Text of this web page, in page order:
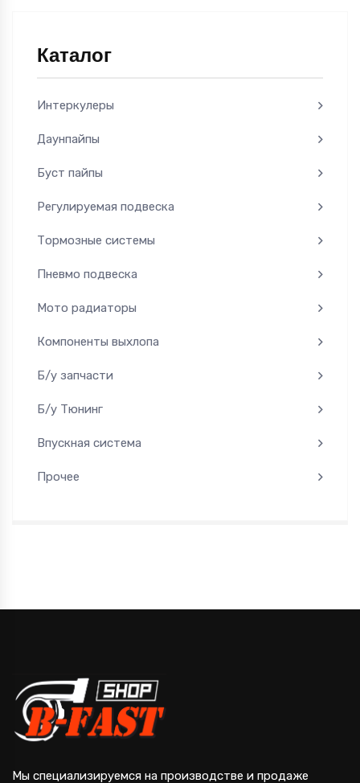
Каталог
Интеркулеры
Даунпайпы
Буст пайпы
Регулируемая подвеска
Тормозные системы
Пневмо подвеска
Мото радиаторы
Компоненты выхлопа
Б/у запчасти
Б/у Тюнинг
Впускная система
Прочее
Мы специализируемся на производстве и продаже